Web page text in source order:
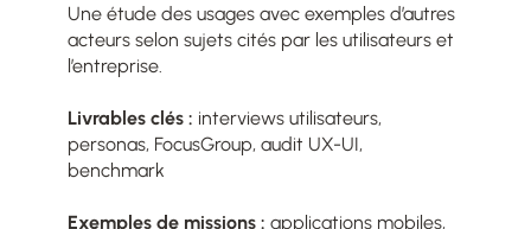
Une étude des usages avec exemples d’autres
acteurs selon sujets cités par les utilisateurs et
l’entreprise.
Livrables clés : interviews utilisateurs,
personas, FocusGroup, audit UX-UI,
benchmark
Exemples de missions : applications mobiles,